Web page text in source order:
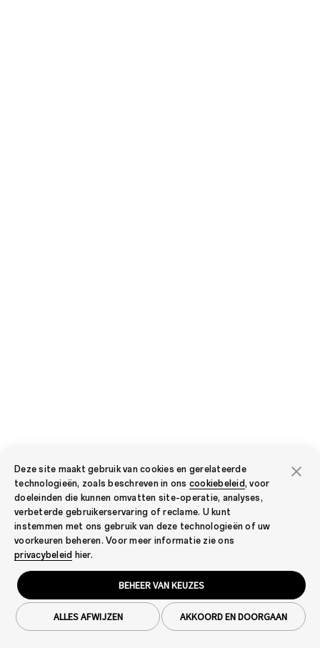
Deze site maakt gebruik van cookies en gerelateerde
technologieën, zoals beschreven in ons cookiebeleid, voor
doeleinden die kunnen omvatten site-operatie, analyses,
verbeterde gebruikerservaring of reclame. U kunt
instemmen met ons gebruik van deze technologieën of uw
voorkeuren beheren. Voor meer informatie zie ons
privacybeleid hier.
BEHEER VAN KEUZES
AKKOORD EN DOORGAAN
ALLES AFWIJZEN